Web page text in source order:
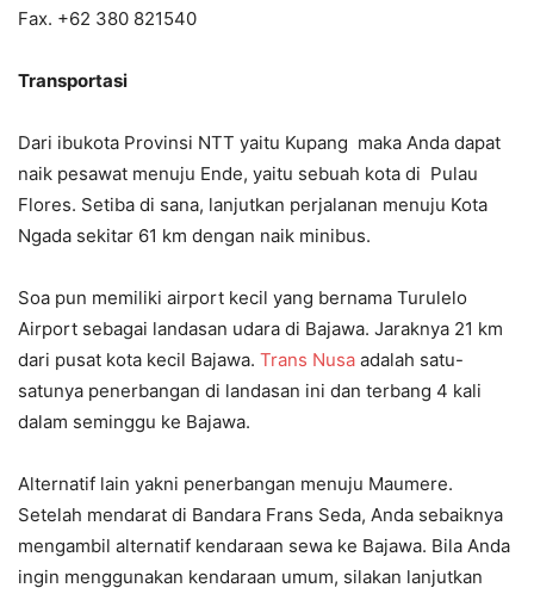
Fax. +62 380 821540
Transportasi
Dari ibukota Provinsi NTT yaitu Kupang maka Anda dapat
naik pesawat menuju Ende, yaitu sebuah kota di Pulau
Flores. Setiba di sana, lanjutkan perjalanan menuju Kota
Ngada sekitar 61 km dengan naik minibus.
Soa pun memiliki airport kecil yang bernama Turulelo
Airport sebagai landasan udara di Bajawa. Jaraknya 21 km
dari pusat kota kecil Bajawa. Trans Nusa adalah satu-
satunya penerbangan di landasan ini dan terbang 4 kali
dalam seminggu ke Bajawa.
Alternatif lain yakni penerbangan menuju Maumere.
Setelah mendarat di Bandara Frans Seda, Anda sebaiknya
mengambil alternatif kendaraan sewa ke Bajawa. Bila Anda
ingin menggunakan kendaraan umum, silakan lanjutkan